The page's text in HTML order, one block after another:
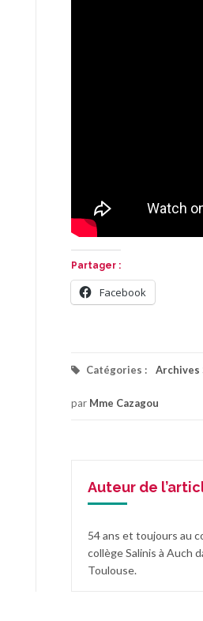
Partager :
Facebook
Catégories : Archives
par Mme Cazagou
Auteur de
54 ans et toujours au
collège Salinis à Auch
Toulouse.